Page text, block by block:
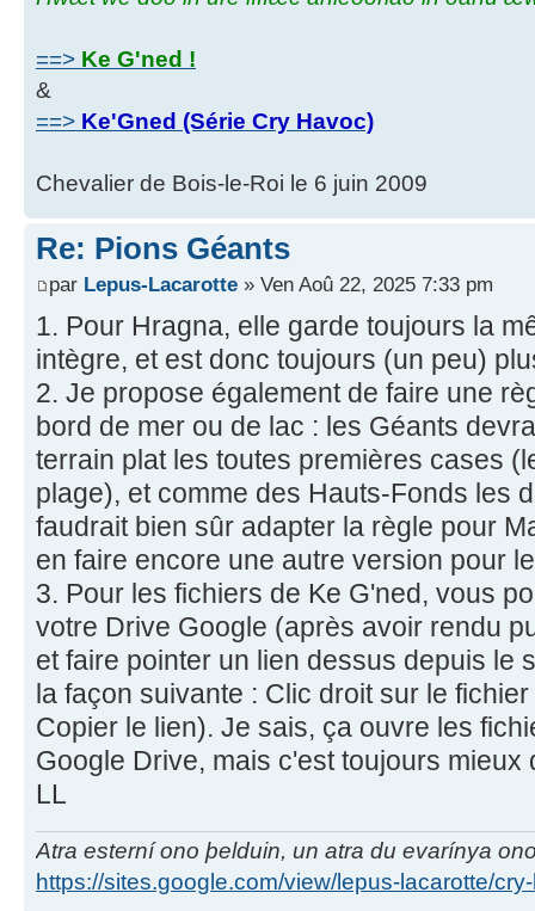
==> Ke G'ned !
&
==> Ke'Gned (Série Cry Havoc)
Chevalier de Bois-le-Roi le 6 juin 2009
Re: Pions Géants
par Lepus-Lacarotte » Ven Aoû 22, 2025 7:33 pm
1. Pour Hragna, elle garde toujours la
intègre, et est donc toujours (un peu)
2. Je propose également de faire une
bord de mer ou de lac : les Géants
terrain plat les toutes premières cases
plage), et comme des Hauts-Fonds les
faudrait bien sûr adapter la règle pour
en faire encore une autre version pour
3. Pour les fichiers de Ke G'ned, vous
votre Drive Google (après avoir rendu
et faire pointer un lien dessus depuis le
la façon suivante : Clic droit sur le
Copier le lien). Je sais, ça ouvre les
Google Drive, mais c'est toujours mieux
LL
Atra esterní ono þelduin, un atra du evarínya
https://sites.google.com/view/lepus-lacarotte/